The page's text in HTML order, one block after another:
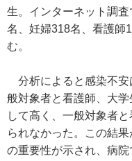
生。インターネット調
名、妊婦318名、看護師
む。
分析によると感染不安
般対象者と看護師、大
して高く、一般対象者
られなかった。この結
の重要性が示され、病